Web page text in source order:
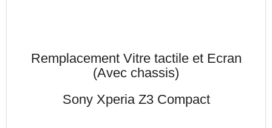
Remplacement Vitre tactile et Ecran
(Avec chassis)
Sony Xperia Z3 Compact